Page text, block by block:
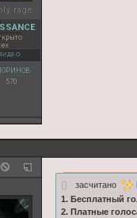
rage
ВИДЕО
570
засчитано
1. Бесплатный
2. Платные